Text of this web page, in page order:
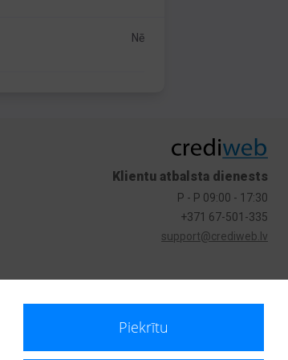
Nē
Klientu atbalsta dienests
P - P 09:00 - 17:30
+371 67-501-335
support@crediweb.lv
Piekrītu